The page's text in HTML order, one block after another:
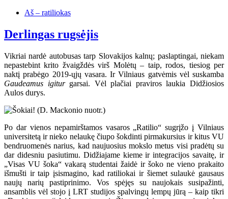
Aš – ratiliokas
Derlingas rugsėjis
Vikriai nardė autobusas tarp Slovakijos kalnų; paslaptingai, niekam
nepastebint krito žvaigždės virš Molėtų – taip, rodos, tiesiog per
naktį prabėgo 2019-ųjų vasara. Ir Vilniaus gatvėmis vėl suskamba
Gaudeamus igiturgarsai. Vėl plačiai praviros laukia Didžiosios
Aulos durys.
Po dar vienos nepamirštamos vasaros „Ratilio“ sugrįžo į Vilniaus
universitetą ir nieko nelaukę čiupo šokdinti pirmakursius ir kitus VU
bendruomenės narius, kad naujuosius mokslo metus visi pradėtų su
dar didesniu pasiutimu. Didžiajame kieme ir integracijos savaitę, ir
„Visas VU šoka“ vakarą studentai žaidė ir šoko ne vieno prakaito
išmušti ir taip įsismagino, kad ratiliokai ir šiemet sulaukė gausaus
naujų narių pastiprinimo. Vos spėjęs su naujokais susipažinti,
ansamblis vėl stojo į LRT studijos spalvingų lempų jūrą – kaip tikri